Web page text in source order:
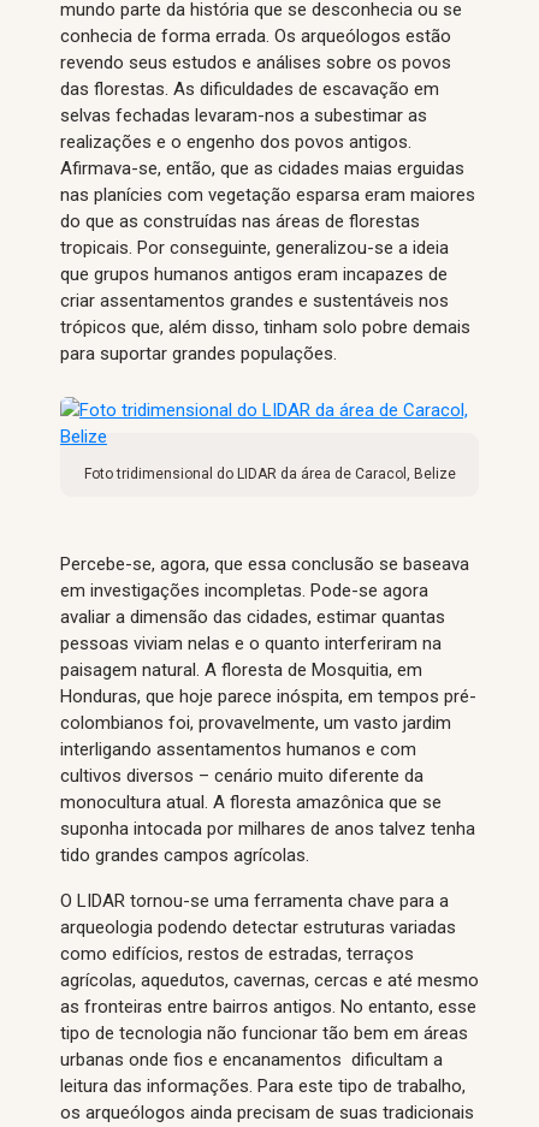
mundo parte da história que se desconhecia ou se
conhecia de forma errada. Os arqueólogos estão
revendo seus estudos e análises sobre os povos
das florestas. As dificuldades de escavação em
selvas fechadas levaram-nos a subestimar as
realizações e o engenho dos povos antigos.
Afirmava-se, então, que as cidades maias erguidas
nas planícies com vegetação esparsa eram maiores
do que as construídas nas áreas de florestas
tropicais. Por conseguinte, generalizou-se a ideia
que grupos humanos antigos eram incapazes de
criar assentamentos grandes e sustentáveis ​​nos
trópicos que, além disso, tinham solo pobre demais
para suportar grandes populações.
Foto tridimensional do LIDAR da área de Caracol, Belize
Percebe-se, agora, que essa conclusão se baseava
em investigações incompletas. Pode-se agora
avaliar a dimensão das cidades, estimar quantas
pessoas viviam nelas e o quanto interferiram na
paisagem natural. A floresta de Mosquitia, em
Honduras, que hoje parece inóspita, em tempos pré-
colombianos foi, provavelmente, um vasto jardim
interligando assentamentos humanos e com
cultivos diversos – cenário muito diferente da
monocultura atual. A floresta amazônica que se
suponha intocada por milhares de anos talvez tenha
tido grandes campos agrícolas.
O LIDAR tornou-se uma ferramenta chave para a
arqueologia podendo detectar estruturas variadas
como edifícios, restos de estradas, terraços
agrícolas, aquedutos, cavernas, cercas e até mesmo
as fronteiras entre bairros antigos. No entanto, esse
tipo de tecnologia não funcionar tão bem em áreas
urbanas onde fios e encanamentos dificultam a
leitura das informações. Para este tipo de trabalho,
os arqueólogos ainda precisam de suas tradicionais